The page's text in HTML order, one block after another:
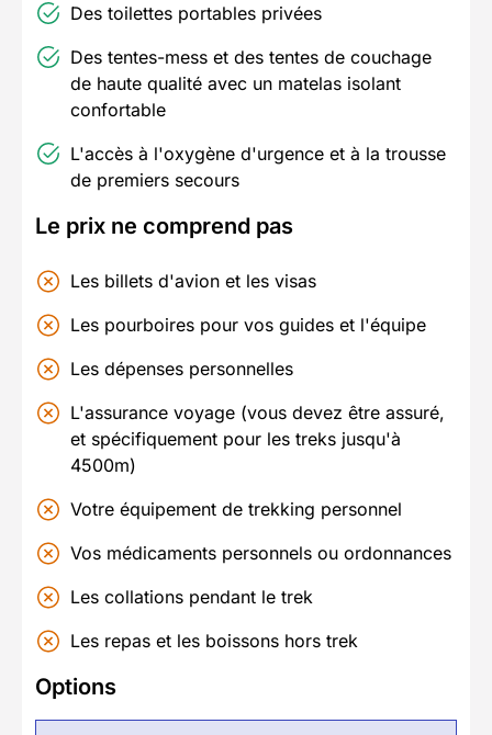
Des toilettes portables privées
Des tentes-mess et des tentes de couchage
de haute qualité avec un matelas isolant
confortable
L'accès à l'oxygène d'urgence et à la trousse
de premiers secours
Le prix ne comprend pas
Les billets d'avion et les visas
Les pourboires pour vos guides et l'équipe
Les dépenses personnelles
L'assurance voyage (vous devez être assuré,
et spécifiquement pour les treks jusqu'à
4500m)
Votre équipement de trekking personnel
Vos médicaments personnels ou ordonnances
Les collations pendant le trek
Les repas et les boissons hors trek
Options